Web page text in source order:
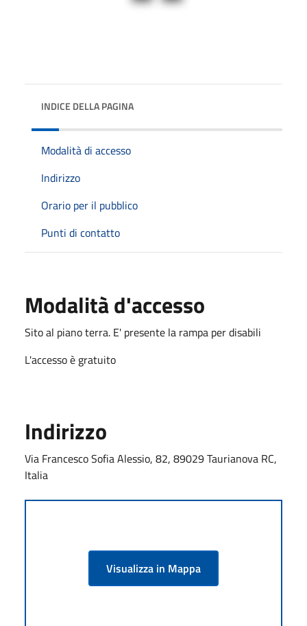
INDICE DELLA PAGINA
Modalità di accesso
Indirizzo
Orario per il pubblico
Punti di contatto
Modalità d'accesso
Sito al piano terra. E' presente la rampa per disabili
L'accesso è gratuito
Indirizzo
Via Francesco Sofia Alessio, 82, 89029 Taurianova RC,
Italia
Visualizza in Mappa